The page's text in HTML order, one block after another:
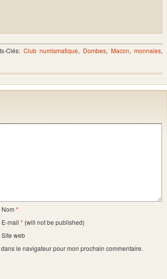
Clés: Club numismatique, Dombes, Macon,monnaies,
Nom *
E-mail * (will not be published)
Site web
le navigateur pour mon prochain commentaire.